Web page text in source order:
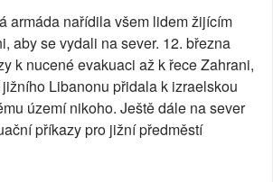
armáda nařídila všem lidem žijícím
aby se vydali na sever. 12. března
k nucené evakuaci až k řece Zahrani,
Libanonu přidala k izraelskou
území nikoho. Ještě dále na sever
příkazy pro jižní předměstí